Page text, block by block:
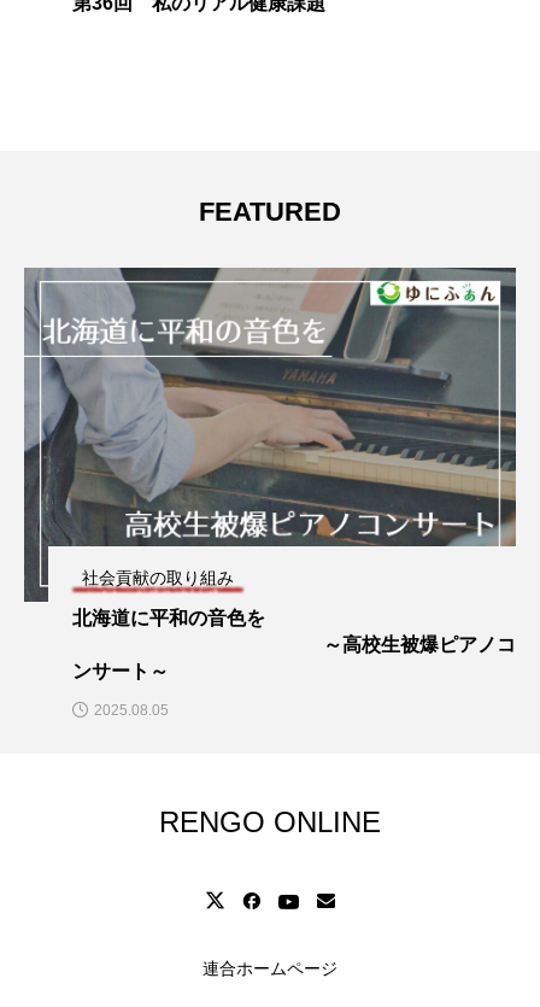
FEATURED
社会貢献の取り組み
北海道に平和の音色を
～高校生被爆ピアノコ
ンサート～
2025.08.05
RENGO ONLINE
連合ホームページ